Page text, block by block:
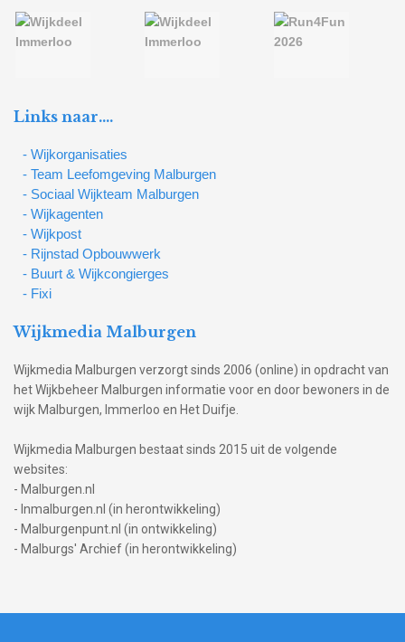
Links naar….
- Wijkorganisaties
- Team Leefomgeving Malburgen
- Sociaal Wijkteam Malburgen
- Wijkagenten
- Wijkpost
- Rijnstad Opbouwwerk
- Buurt & Wijkcongierges
- Fixi
Wijkmedia Malburgen
Wijkmedia Malburgen verzorgt sinds 2006 (online) in opdracht van
het Wijkbeheer Malburgen informatie voor en door bewoners in de
wijk Malburgen, Immerloo en Het Duifje.
Wijkmedia Malburgen bestaat sinds 2015 uit de volgende
websites:
- Malburgen.nl
- Inmalburgen.nl (in herontwikkeling)
- Malburgenpunt.nl (in ontwikkeling)
- Malburgs' Archief (in herontwikkeling)